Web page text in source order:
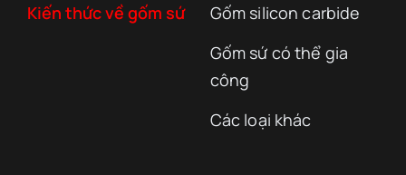
Kiến thức về gốm sứ
Gốm silicon carbide
Gốm sứ có thể gia
công
Các loại khác